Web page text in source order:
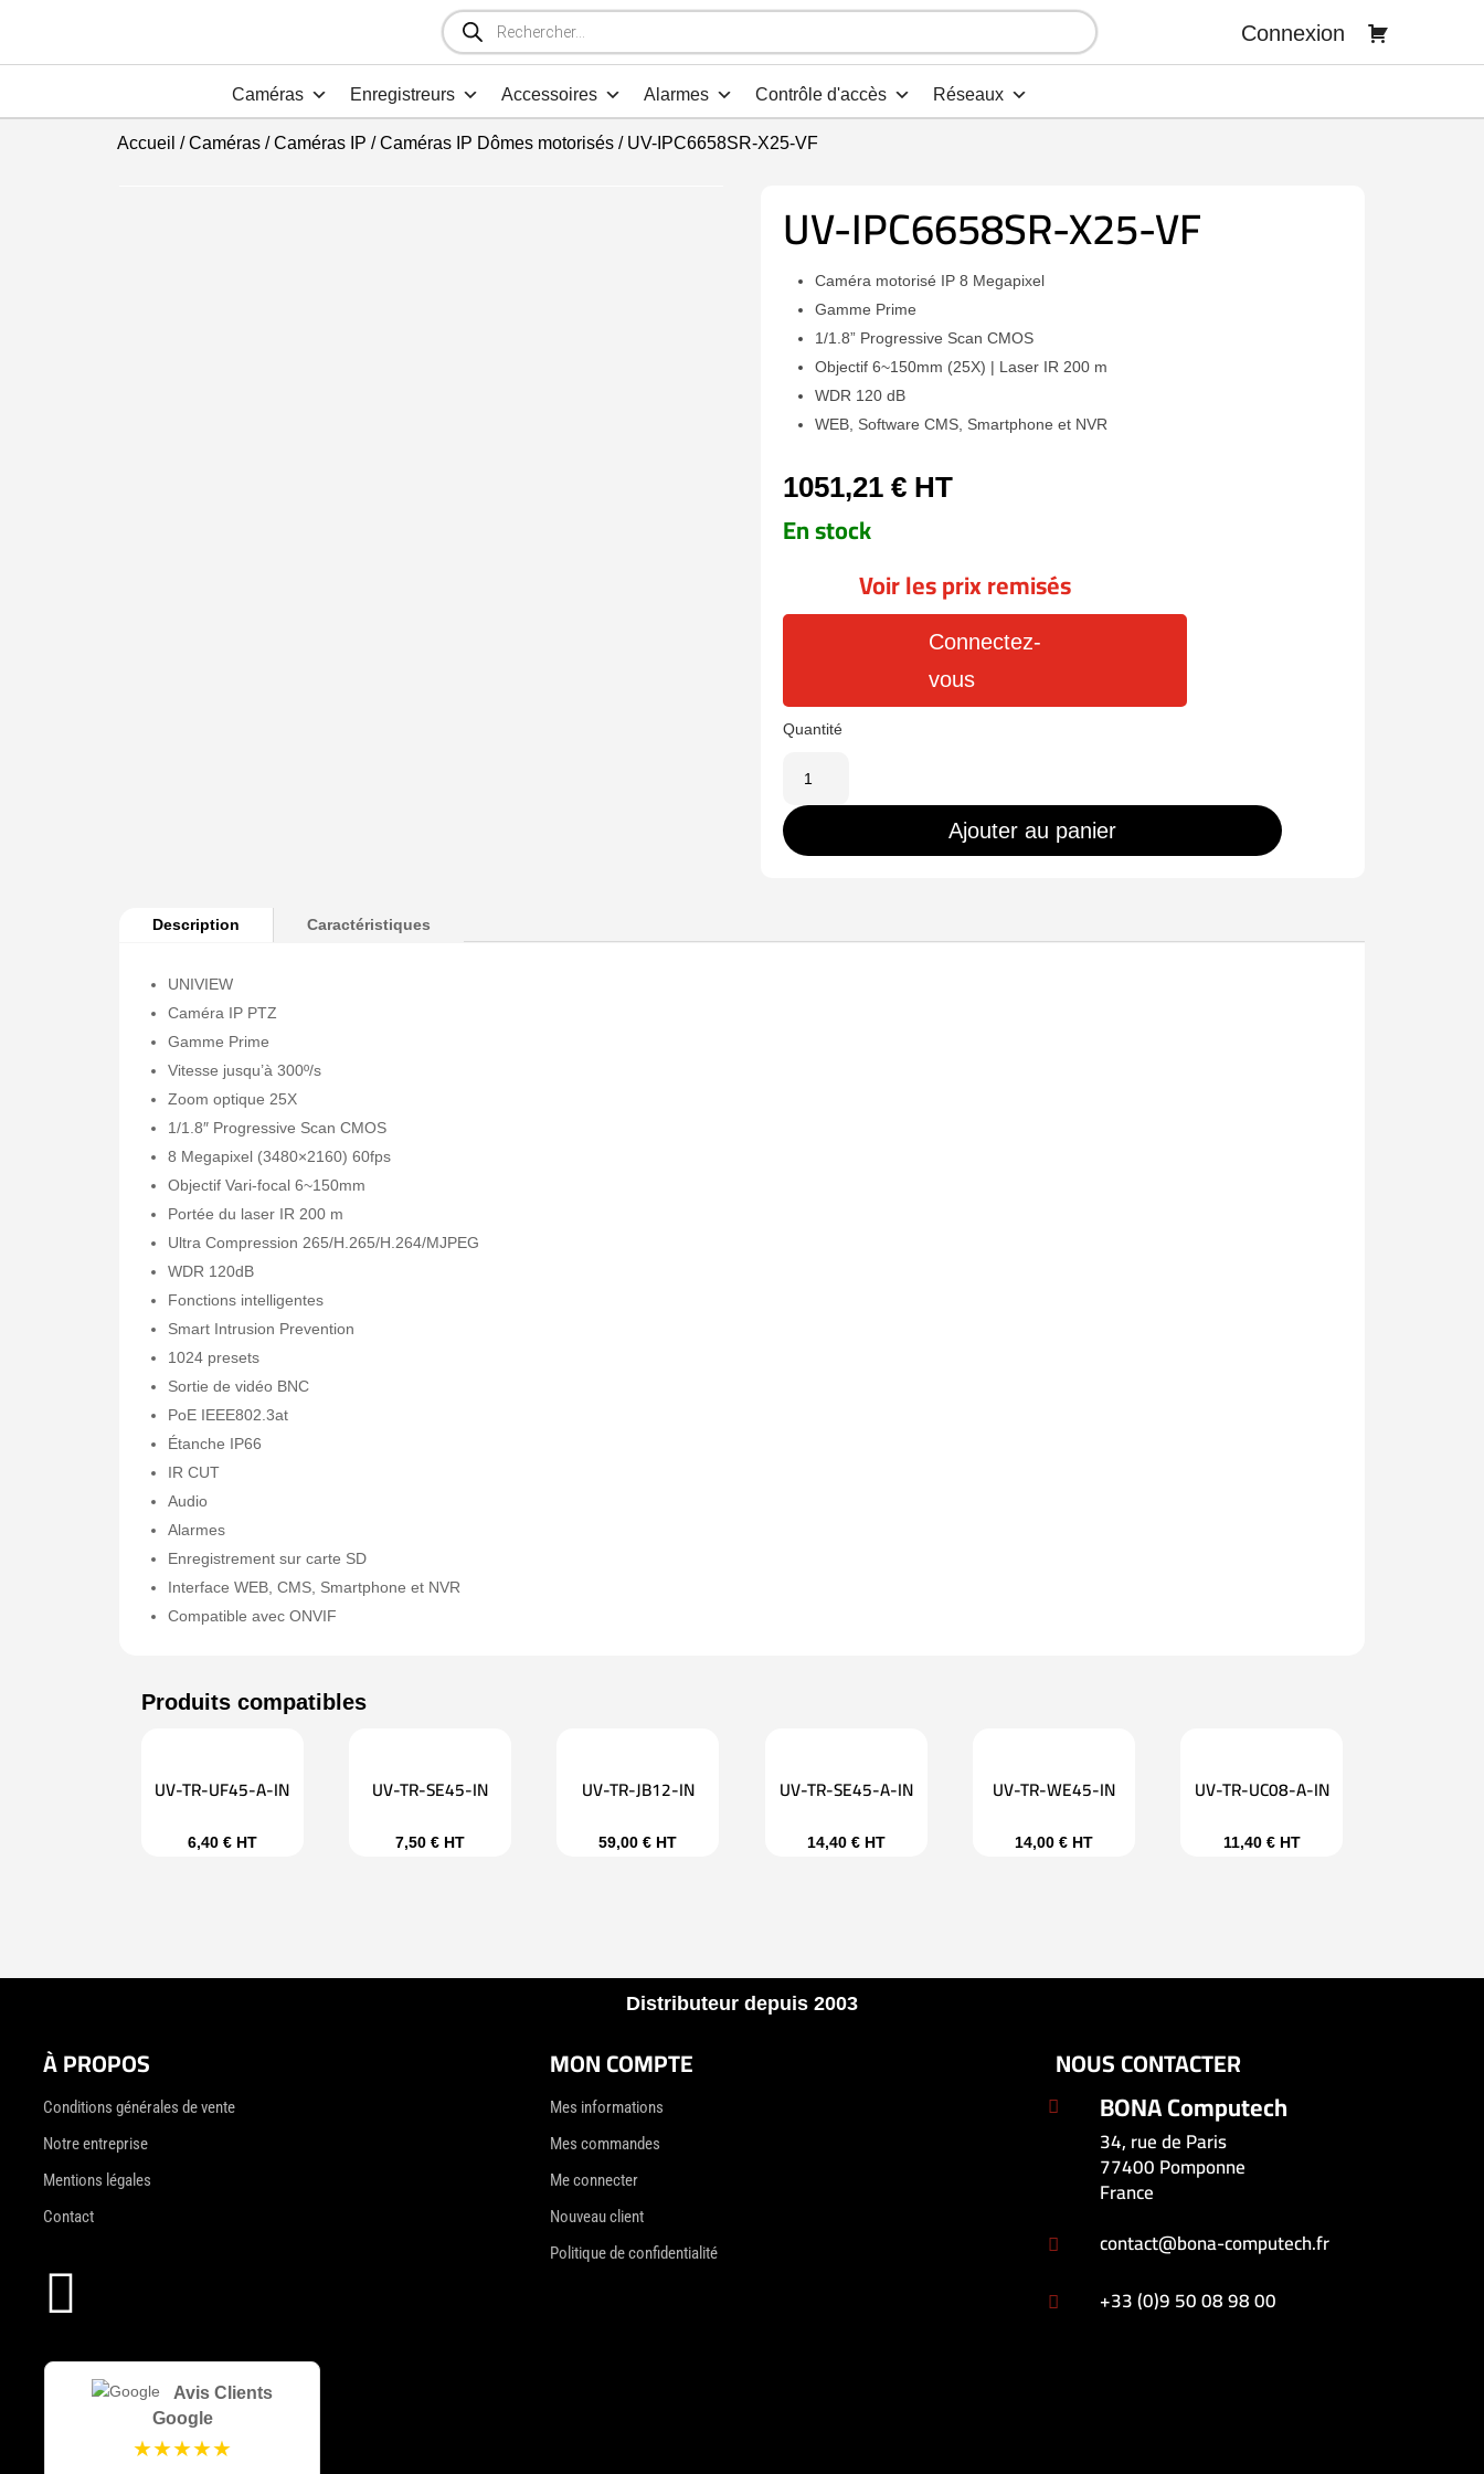
Recherche
de
produits
Connexion
Caméras Enregistreurs Accessoires Alarmes Contrôle d'accès Réseaux
Accueil /Caméras/Caméras IP /Caméras IP Dômes motorisés/ UV-IPC6658SR-X25-VF
UV-IPC6658SR-X25-VF
Caméra motorisé IP 8 Megapixel
Gamme Prime
1/1.8” Progressive Scan CMOS
Objectif 6~150mm (25X) | Laser IR 200 m
WDR 120 dB
WEB, Software CMS, Smartphone et NVR
1051,21 € HT
En stock
Voir les prix remisés
Connectez-
vous
UV-
IPC6658SR-
Ajouter au panier
Description Caractéristiques
UNIVIEW
Caméra IP PTZ
Gamme Prime
Vitesse jusqu’à 300º/s
Zoom optique 25X
1/1.8″ Progressive Scan CMOS
8 Megapixel (3480×2160) 60fps
Objectif Vari-focal 6~150mm
Portée du laser IR 200 m
Ultra Compression 265/H.265/H.264/MJPEG
WDR 120dB
Fonctions intelligentes
Smart Intrusion Prevention
1024 presets
Sortie de vidéo BNC
PoE IEEE802.3at
Étanche IP66
IR CUT
Audio
Alarmes
Enregistrement sur carte SD
Interface WEB, CMS, Smartphone et NVR
Compatible avec ONVIF
UV-TR-UF45-A-IN
6,40 € HT
UV-TR-SE45-IN
7,50 € HT
UV-TR-JB12-IN
59,00€ HT
UV-TR-SE45-A-IN
14,40 € HT
UV-TR-WE45-IN
14,00€ HT
UV-TR-UC08-A-IN
11,40 € HT
Distributeur depuis 2003
À PROPOS
Conditions générales de vente
Notre entreprise
Mentions légales
Contact

Avis Clients
Google
★★★★★
MON COMPTE
Mes informations
Mes commandes
Me connecter
Nouveau client
Politique de confidentialité
NOUS CONTACTER
 BONA Computech
34, rue de Paris
77400 Pomponne
France
 contact@bona-computech.fr
 +33 (0)9 50 08 98 00